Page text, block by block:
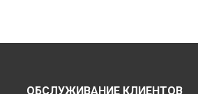
ОБСЛУЖИВАНИЕ КЛИЕНТОВ